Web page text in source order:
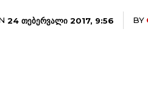
24 ᲗᲔᲑᲔᲠᲕᲐᲚᲘ 2017, 9:56 BY